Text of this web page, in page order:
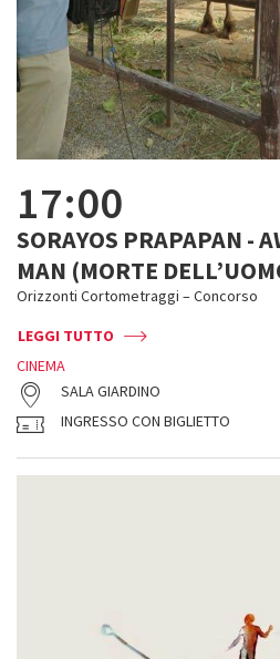
17:00
SORAYOS PRAPAPAN -
MAN (MORTE
Orizzonti Cortometraggi – Concorso
LEGGI TUTTO
CINEMA
SALA GIARDINO
INGRESSO CON BIGLIETTO